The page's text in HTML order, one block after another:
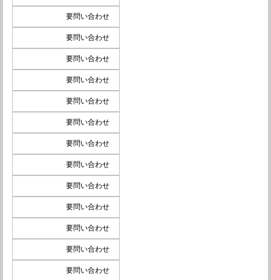
要問い合わせ
要問い合わせ
要問い合わせ
要問い合わせ
要問い合わせ
要問い合わせ
要問い合わせ
要問い合わせ
要問い合わせ
要問い合わせ
要問い合わせ
要問い合わせ
要問い合わせ